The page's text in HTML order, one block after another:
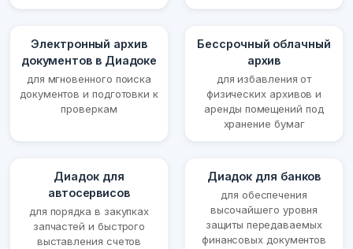
Электронный архив
документов в Диадоке
для мгновенного поиска
документов и подготовки к
проверкам
Бессрочный облачный
архив
для избавления от
физических архивов и
аренды помещений под
хранение бумаг
Диадок для
автосервисов
для порядка в закупках
запчастей и быстрого
выставления счетов
Диадок для банков
для обеспечения
высочайшего уровня
защиты передаваемых
финансовых документов